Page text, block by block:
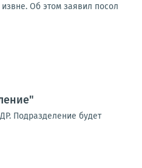
Об этом заявил посол
Подразделение будет